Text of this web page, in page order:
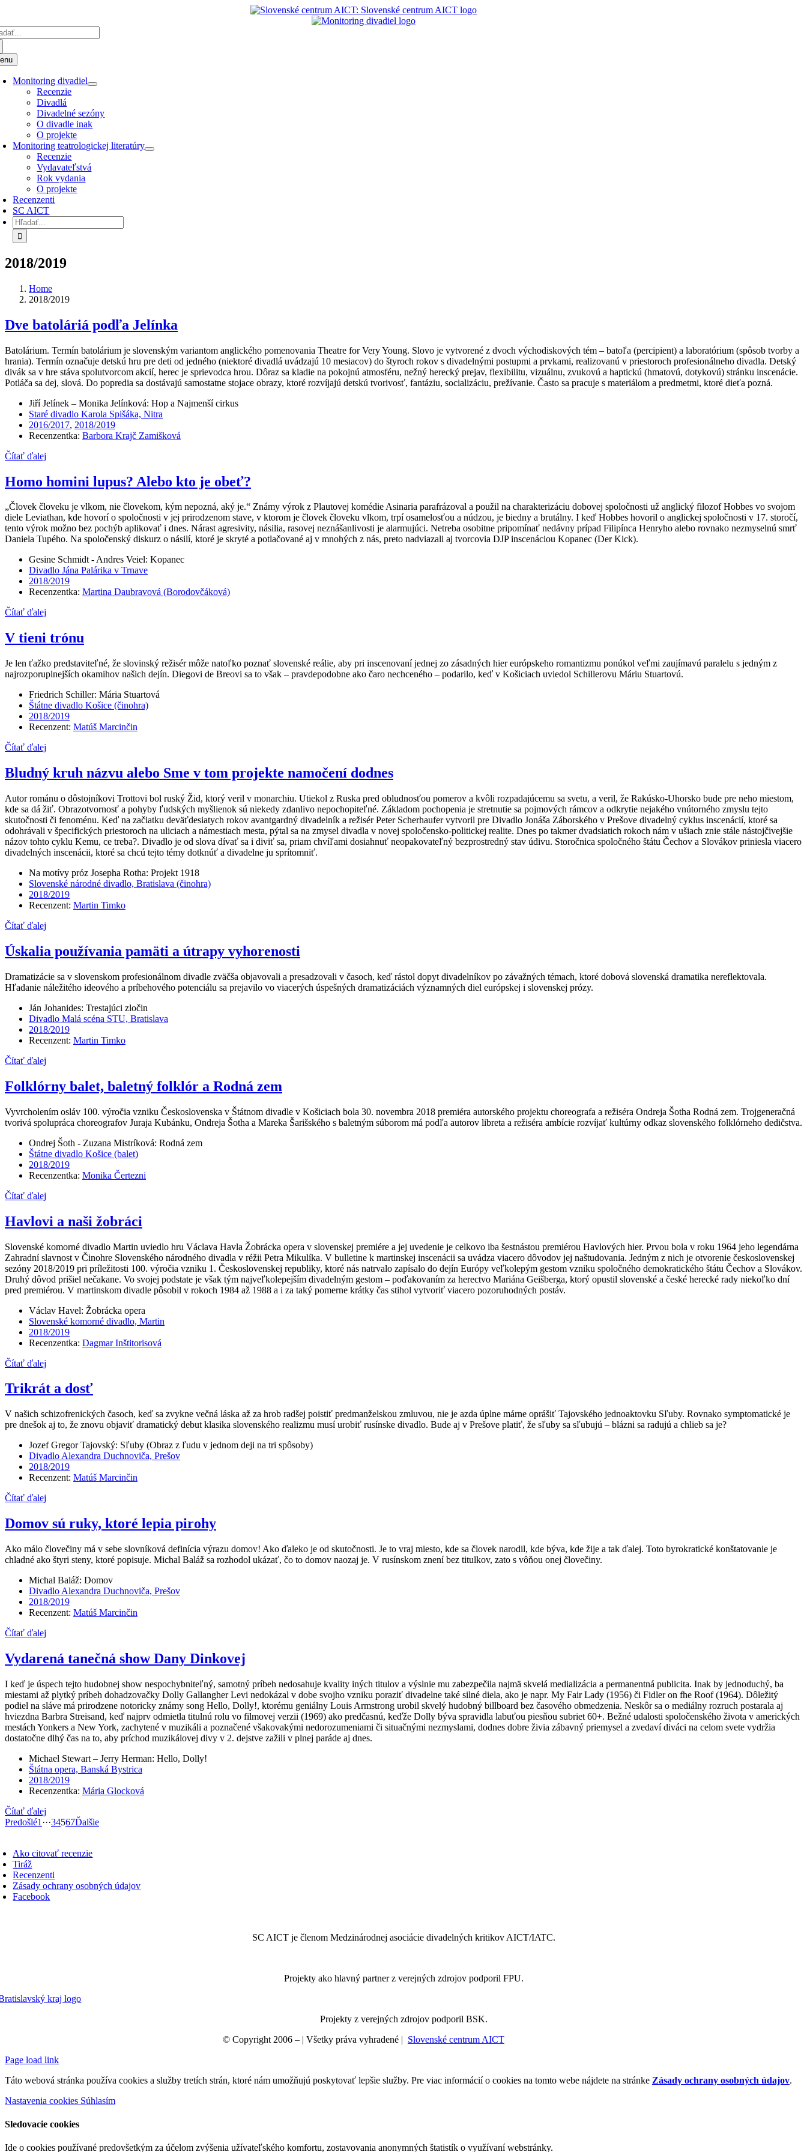
obsahu
Monitoring divadiel
Recenzie
Divadlá
Divadelné sezóny
O divadle inak
O projekte
Monitoring teatrologickej literatúry
Recenzie
Vydavateľstvá
Rok vydania
O projekte
Recenzenti
SC AICT
Hľadať:
2018/2019
Home
2018/2019
Dve batoláriá podľa Jelínka
Batolárium. Termín batolárium je slovenským variantom anglického pomenovania Theatre for Very Young. Slovo je vytvorené z dvoch východiskových tém – batoľa (percipient) a laboratórium (spôsob tvorby a
hrania). Termín označuje detskú hru pre deti od jedného (niektoré divadlá uvádzajú 10 mesiacov) do štyroch rokov s divadelnými postupmi a prvkami, realizovanú v priestoroch profesionálneho divadla. Detský
divák sa v hre stáva spolutvorcom akcií, herec je sprievodca hrou. Dôraz sa kladie na pokojnú atmosféru, nežný herecký prejav, flexibilitu, vizuálnu, zvukovú a haptickú (hmatovú, dotykovú) stránku inscenácie.
Potláča sa dej, slová. Do popredia sa dostávajú samostatne stojace obrazy, ktoré rozvíjajú detskú tvorivosť, fantáziu, socializáciu, prežívanie. Často sa pracuje s materiálom a predmetmi, ktoré dieťa pozná.
Jiří Jelínek – Monika Jelínková: Hop a Najmenší cirkus
Staré divadlo Karola Spišáka, Nitra
2016/2017, 2018/2019
Recenzentka: Barbora Krajč Zamišková
Čítať ďalej
Homo homini lupus? Alebo kto je obeť?
„Človek človeku je vlkom, nie človekom, kým nepozná, aký je.“ Známy výrok z Plautovej komédie Asinaria parafrázoval a použil na charakterizáciu dobovej spoločnosti už anglický filozof Hobbes vo svojom
diele Leviathan, kde hovorí o spoločnosti v jej prirodzenom stave, v ktorom je človek človeku vlkom, trpí osamelosťou a núdzou, je biedny a brutálny. I keď Hobbes hovoril o anglickej spoločnosti v 17. storočí,
tento výrok možno bez pochýb aplikovať i dnes. Nárast agresivity, násilia, rasovej neznášanlivosti je alarmujúci. Netreba osobitne pripomínať nedávny prípad Filipínca Henryho alebo rovnako nezmyselnú smrť
Daniela Tupého. Na spoločenský diskurz o násilí, ktoré je skryté a potlačované aj v mnohých z nás, preto nadviazali aj tvorcovia DJP inscenáciou Kopanec (Der Kick).
Gesine Schmidt - Andres Veiel: Kopanec
Divadlo Jána Palárika v Trnave
2018/2019
Recenzentka: Martina Daubravová (Borodovčáková)
Čítať ďalej
V tieni trónu
Je len ťažko predstaviteľné, že slovinský režisér môže natoľko poznať slovenské reálie, aby pri inscenovaní jednej zo zásadných hier európskeho romantizmu ponúkol veľmi zaujímavú paralelu s jedným z
najrozporuplnejších okamihov našich dejín. Diegovi de Breovi sa to však – pravdepodobne ako čaro nechceného – podarilo, keď v Košiciach uviedol Schillerovu Máriu Stuartovú.
Friedrich Schiller: Mária Stuartová
Štátne divadlo Košice (činohra)
2018/2019
Recenzent: Matúš Marcinčin
Čítať ďalej
Bludný kruh názvu alebo Sme v tom projekte namočení dodnes
Autor románu o dôstojníkovi Trottovi bol ruský Žid, ktorý veril v monarchiu. Utiekol z Ruska pred obludnosťou pomerov a kvôli rozpadajúcemu sa svetu, a veril, že Rakúsko-Uhorsko bude pre neho miestom,
kde sa dá žiť. Obrazotvornosť a pohyby ľudských myšlienok sú niekedy zdanlivo nepochopiteľné. Základom pochopenia je stretnutie sa pojmových rámcov a odkrytie nejakého vnútorného zmyslu tejto
skutočnosti či fenoménu. Keď na začiatku deväťdesiatych rokov avantgardný divadelník a režisér Peter Scherhaufer vytvoril pre Divadlo Jonáša Záborského v Prešove divadelný cyklus inscenácií, ktoré sa
odohrávali v špecifických priestoroch na uliciach a námestiach mesta, pýtal sa na zmysel divadla v novej spoločensko-politickej realite. Dnes po takmer dvadsiatich rokoch nám v ušiach znie stále nástojčivejšie
názov tohto cyklu Kemu, ce treba?. Divadlo je od slova dívať sa i diviť sa, priam chvíľami dosiahnuť neopakovateľný bezprostredný stav údivu. Storočnica spoločného štátu Čechov a Slovákov priniesla viacero
divadelných inscenácii, ktoré sa chcú tejto témy dotknúť a divadelne ju sprítomniť.
Na motívy próz Josepha Rotha: Projekt 1918
Slovenské národné divadlo, Bratislava (činohra)
2018/2019
Recenzent: Martin Timko
Čítať ďalej
Úskalia používania pamäti a útrapy vyhorenosti
Dramatizácie sa v slovenskom profesionálnom divadle zväčša objavovali a presadzovali v časoch, keď rástol dopyt divadelníkov po závažných témach, ktoré dobová slovenská dramatika nereflektovala.
Hľadanie náležitého ideového a príbehového potenciálu sa prejavilo vo viacerých úspešných dramatizáciách významných diel európskej i slovenskej prózy.
Ján Johanides: Trestajúci zločin
Divadlo Malá scéna STU, Bratislava
2018/2019
Recenzent: Martin Timko
Čítať ďalej
Folklórny balet, baletný folklór a Rodná zem
Vyvrcholením osláv 100. výročia vzniku Československa v Štátnom divadle v Košiciach bola 30. novembra 2018 premiéra autorského projektu choreografa a režiséra Ondreja Šotha Rodná zem. Trojgeneračná
tvorivá spolupráca choreografov Juraja Kubánku, Ondreja Šotha a Mareka Šarišského s baletným súborom má podľa autorov libreta a režiséra ambície rozvíjať kultúrny odkaz slovenského folklórneho dedičstva.
Ondrej Šoth - Zuzana Mistríková: Rodná zem
Štátne divadlo Košice (balet)
2018/2019
Recenzentka: Monika Čertezni
Čítať ďalej
Havlovi a naši žobráci
Slovenské komorné divadlo Martin uviedlo hru Václava Havla Žobrácka opera v slovenskej premiére a jej uvedenie je celkovo iba šestnástou premiérou Havlových hier. Prvou bola v roku 1964 jeho legendárna
Zahradní slavnost v Činohre Slovenského národného divadla v réžii Petra Mikulíka. V bulletine k martinskej inscenácii sa uvádza viacero dôvodov jej naštudovania. Jedným z nich je otvorenie československej
sezóny 2018/2019 pri príležitosti 100. výročia vzniku 1. Československej republiky, ktoré nás natrvalo zapísalo do dejín Európy veľkolepým gestom vzniku spoločného demokratického štátu Čechov a Slovákov.
Druhý dôvod prišiel nečakane. Vo svojej podstate je však tým najveľkolepejším divadelným gestom – poďakovaním za herectvo Mariána Geišberga, ktorý opustil slovenské a české herecké rady niekoľko dní
pred premiérou. V martinskom divadle pôsobil v rokoch 1984 až 1988 a i za taký pomerne krátky čas stihol vytvoriť viacero pozoruhodných postáv.
Václav Havel: Žobrácka opera
Slovenské komorné divadlo, Martin
2018/2019
Recenzentka: Dagmar Inštitorisová
Čítať ďalej
Trikrát a dosť
V našich schizofrenických časoch, keď sa zvykne večná láska až za hrob radšej poistiť predmanželskou zmluvou, nie je azda úplne márne oprášiť Tajovského jednoaktovku Sľuby. Rovnako symptomatické je
pre dnešok aj to, že znovu objaviť dramatický debut klasika slovenského realizmu musí urobiť rusínske divadlo. Bude aj v Prešove platiť, že sľuby sa sľubujú – blázni sa radujú a chlieb sa je?
Jozef Gregor Tajovský: Sľuby (Obraz z ľudu v jednom deji na tri spôsoby)
Divadlo Alexandra Duchnoviča, Prešov
2018/2019
Recenzent: Matúš Marcinčin
Čítať ďalej
Domov sú ruky, ktoré lepia pirohy
Ako málo človečiny má v sebe slovníková definícia výrazu domov! Ako ďaleko je od skutočnosti. Je to vraj miesto, kde sa človek narodil, kde býva, kde žije a tak ďalej. Toto byrokratické konštatovanie je
chladné ako štyri steny, ktoré popisuje. Michal Baláž sa rozhodol ukázať, čo to domov naozaj je. V rusínskom znení bez titulkov, zato s vôňou onej človečiny.
Michal Baláž: Domov
Divadlo Alexandra Duchnoviča, Prešov
2018/2019
Recenzent: Matúš Marcinčin
Čítať ďalej
Vydarená tanečná show Dany Dinkovej
I keď je úspech tejto hudobnej show nespochybniteľný, samotný príbeh nedosahuje kvality iných titulov a výslnie mu zabezpečila najmä skvelá medializácia a permanentná publicita. Inak by jednoduchý, ba
miestami až plytký príbeh dohadzovačky Dolly Gallangher Levi nedokázal v dobe svojho vzniku poraziť divadelne také silné diela, ako je napr. My Fair Lady (1956) či Fidler on fhe Roof (1964). Dôležitý
podiel na sláve má prirodzene notoricky známy song Hello, Dolly!, ktorému geniálny Louis Armstrong urobil skvelý hudobný billboard bez časového obmedzenia. Neskôr sa o mediálny rozruch postarala aj
hviezdna Barbra Streisand, keď najprv odmietla titulnú rolu vo filmovej verzii (1969) ako predčasnú, keďže Dolly býva spravidla labuťou piesňou subriet 60+. Bežné udalosti spoločenského života v amerických
mestách Yonkers a New York, zachytené v muzikáli a poznačené všakovakými nedorozumeniami či situačnými nezmyslami, dodnes dobre živia zábavný priemysel a zvedaví diváci na celom svete vydržia
dostatočne dlhý čas na to, aby príchod muzikálovej divy v 2. dejstve zažili v plnej paráde aj dnes.
Michael Stewart – Jerry Herman: Hello, Dolly!
Štátna opera, Banská Bystrica
2018/2019
Recenzentka: Mária Glocková
Čítať ďalej
Predošlé1 ···34567Ďalšie
Ako citovať recenzie
Tiráž
Recenzenti
Zásady ochrany osobných údajov
Facebook
SC AICT je členom Medzinárodnej asociácie divadelných kritikov AICT/IATC.
Projekty ako hlavný partner z verejných zdrojov podporil FPU.
Projekty z verejných zdrojov podporil BSK.
© Copyright 2006 – | Všetky práva vyhradené | Slovenské centrum AICT
Page load link
Táto webová stránka používa cookies a služby tretích strán, ktoré nám umožňujú poskytovať lepšie služby. Pre viac informácií o cookies na tomto webe nájdete na stránke Zásady ochrany osobných údajov.
Nastavenia cookies Súhlasím
Sledovacie cookies
Ide o cookies používané predovšetkým za účelom zvýšenia užívateľského komfortu, zostavovania anonymných štatistík o využívaní webstránky.